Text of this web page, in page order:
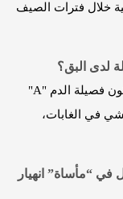
خلال فترات الصيف
لدى البق؟
الحكمة - متابعة: إذا كنت ممن يمتلكون فصيلة الدم "A"
في الغابات،
في “مأساة” انهيار